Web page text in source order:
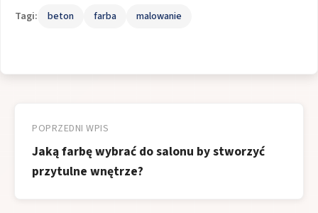
Tagi: beton farba malowanie
wpisu
POPRZEDNI WPIS
Jaką farbę wybrać do salonu by stworzyć
przytulne wnętrze?